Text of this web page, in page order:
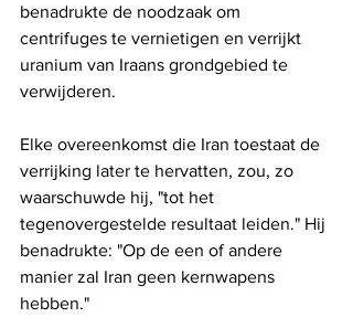
benadrukte de noodzaak om
centrifuges te vernietigen en verrijkt
uranium van Iraans grondgebied te
verwijderen.
Elke overeenkomst die Iran toestaat de
verrijking later te hervatten, zou, zo
waarschuwde hij, "tot het
tegenovergestelde resultaat leiden." Hij
benadrukte: "Op de een of andere
manier zal Iran geen kernwapens
hebben."